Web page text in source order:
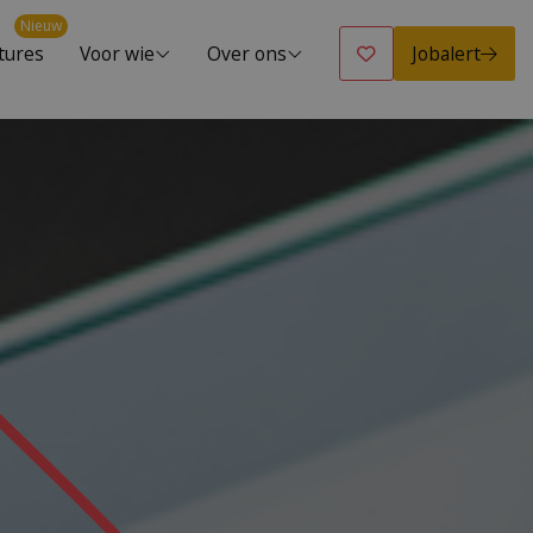
Nieuw
Voor wie Over ons Jobalert